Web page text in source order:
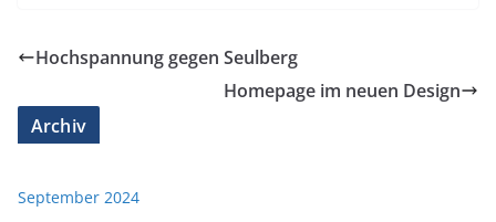
Hochspannung gegen Seulberg
Homepage im neuen Design
Archiv
September 2024